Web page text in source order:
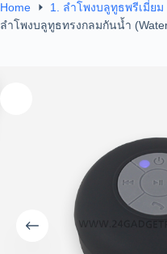
Home
1. ลำโพงบลูทูธพรีเมี่ยม
ลำโพงบลูทูธทรงกลมกันน้ำ